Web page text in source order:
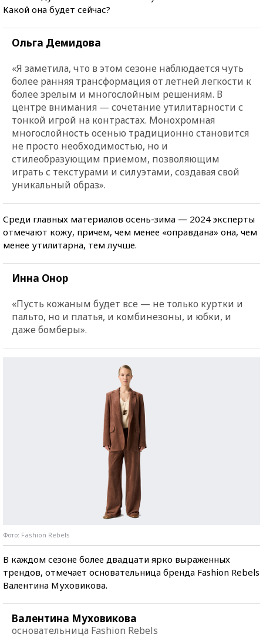
Какой она будет сейчас?
Ольга Демидова
«Я заметила, что в этом сезоне наблюдается чуть
более ранняя трансформация от летней легкости к
более зрелым и многослойным решениям. В
центре внимания — сочетание утилитарности с
тонкой игрой на контрастах. Монохромная
многослойность осенью традиционно становится
не просто необходимостью, но и
стилеобразующим приемом, позволяющим
играть с текстурами и силуэтами, создавая свой
уникальный образ».
Среди главных материалов осень-зима — 2024 эксперты
отмечают кожу, причем, чем менее «оправдана» она, чем
менее утилитарна, тем лучше.
Инна Онор
«Пусть кожаным будет все — не только куртки и
пальто, но и платья, и комбинезоны, и юбки, и
даже бомберы».
Фото: Fashion Rebels
В каждом сезоне более двадцати ярко выраженных
трендов, отмечает основательница бренда Fashion Rebels
Валентина Муховикова.
Валентина Муховикова
основательница Fashion Rebels